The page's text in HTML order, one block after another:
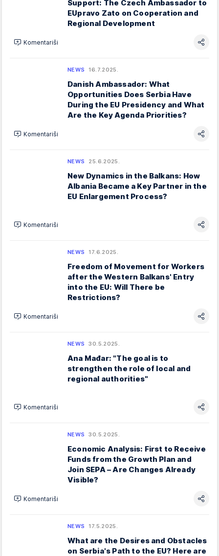
Support: The Czech Ambassador to
EUpravo Zato on Cooperation and
Regional Development
Komentariši
NEWS 16.7.2025.
Danish Ambassador: What
Opportunities Does Serbia Have
During the EU Presidency and What
Are the Key Agenda Priorities?
Komentariši
NEWS 25.6.2025.
New Dynamics in the Balkans: How
Albania Became a Key Partner in the
EU Enlargement Process?
Komentariši
NEWS 17.6.2025.
Freedom of Movement for Workers
after the Western Balkans' Entry
into the EU: Will There be
Restrictions?
Komentariši
NEWS 30.5.2025.
Ana Mađar: "The goal is to
strengthen the role of local and
regional authorities"
Komentariši
NEWS 30.5.2025.
Economic Analysis: First to Receive
Funds from the Growth Plan and
Join SEPA – Are Changes Already
Visible?
Komentariši
NEWS 17.5.2025.
What are the Desires and Obstacles
on Serbia's Path to the EU? Here are